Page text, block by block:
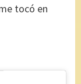
tocó en